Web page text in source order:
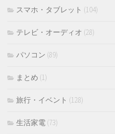
スマホ・タブレット (104)
テレビ・オーディオ (28)
パソコン (89)
まとめ (1)
旅行・イベント (128)
生活家電 (73)